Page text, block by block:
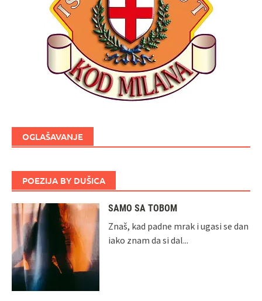
OGLAŠAVANJE
POEZIJA BY DUŠICA
SAMO SA TOBOM
Znaš, kad padne mrak i ugasi se dan
iako znam da si dal...